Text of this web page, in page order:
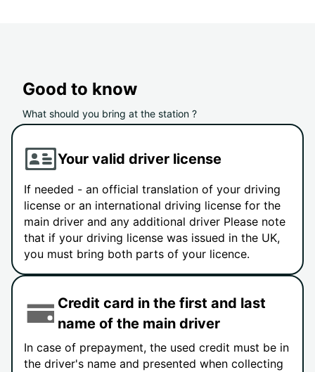
Good to know
What should you bring at the station ?
Your valid driver license
If needed - an official translation of your driving
license or an international driving license for the
main driver and any additional driver Please note
that if your driving license was issued in the UK,
you must bring both parts of your licence.
Credit card in the first and last
name of the main driver
In case of prepayment, the used credit must be in
the driver's name and presented when collecting